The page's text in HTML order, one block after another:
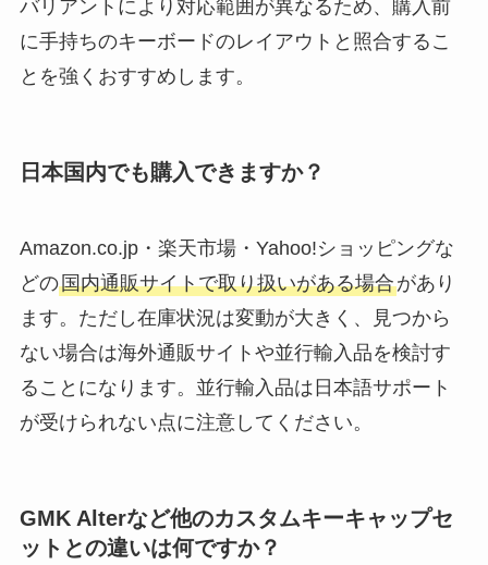
バリアントにより対応範囲が異なるため、購入前
に手持ちのキーボードのレイアウトと照合するこ
とを強くおすすめします。
日本国内でも購入できますか？
Amazon.co.jp・楽天市場・Yahoo!ショッピングな
どの国内通販サイトで取り扱いがある場合があり
ます。ただし在庫状況は変動が大きく、見つから
ない場合は海外通販サイトや並行輸入品を検討す
ることになります。並行輸入品は日本語サポート
が受けられない点に注意してください。
GMK Alterなど他のカスタムキーキャップセ
ットとの違いは何ですか？